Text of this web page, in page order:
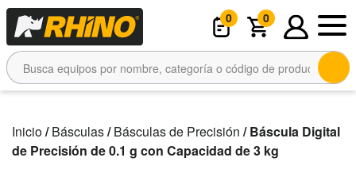
0 0
Inicio/Básculas/Básculas de Precisión / Báscula Digital
de Precisión de 0.1 g con Capacidad de 3 kg